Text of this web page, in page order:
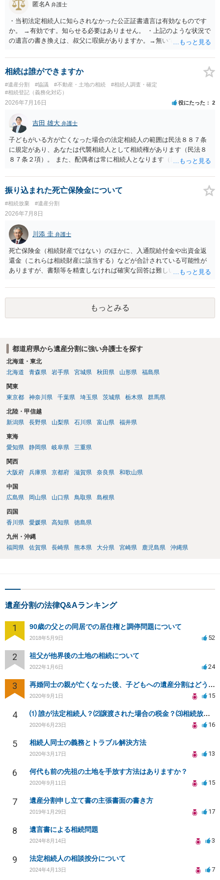
匿名A 弁護士
・当初法定相続人に知らされなかった公正証書遺言は有効なものです
か。 →有効です。知らせる必要はありません。 ・上記のような状況で
の遺言の書き換えは、叔父に瑕疵がありますか。→無いです。 ・分割
ますか。 →本人が自由に決められますので、どこが妥当とは言えない
です。客観的な基準もありません。 ・できれば穏やかに、分割を拒否
することはできますか。 →分割を拒否するということは、遺産はいら
ないということでしょうか。遺言で、受取を指定されててもいらない
と拒否することはできます。理由を説明する必要はありません。
相続は誰ができますか
#遺産分割 #協議 #不動産・土地の相続
#相続人調査・確定
#相続登記（義務化対応）
2026年7月16日 役にたった 2
吉田 雄大 弁護士
子どもがいる方が亡くなった場合の法定相続人の範囲は民法８８７条
に規定があり、あなたは代襲相続人として相続権があります（民法８
８７条２項）。 また、配偶者は常に相続人となります（民法８９０
も相続権があります。つまり、孫５人に加えて「おじ又はおば」にも
相続権がある可能性があります。
振り込まれた死亡保険金について
#相続放棄 #遺産分割
2026年7月8日
川添 圭 弁護士
死亡保険金（相続財産ではない）のほかに、入通院給付金や出資金返
還金（これらは相続財産に該当する）などが合計されている可能性が
ありますが、書類等を精査しなければ確実な回答は難しいところで
もっとみる
都道府県から遺産分割に強い弁護士を探す
北海道・東北
北海道
青森県 岩手県 宮城県 秋田県 山形県 福島県
関東
東京都
神奈川県 千葉県 埼玉県 茨城県 栃木県 群馬県
北陸・甲信越
新潟県
長野県 山梨県 石川県 富山県 福井県
東海
愛知県
静岡県 岐阜県 三重県
関西
大阪府
兵庫県 京都府 滋賀県 奈良県 和歌山県
中国
広島県
岡山県 山口県 鳥取県 島根県
四国
香川県
愛媛県 高知県 徳島県
九州・沖縄
福岡県
佐賀県 長崎県 熊本県 大分県 宮崎県 鹿児島県 沖縄県
遺産分割の法律Q&Aランキング
1 90歳の父との同居での居住権と調停問題について
2018年5月9日 52
2 祖父が他界後の土地の相続について
2022年1月6日 24
3 再婚同士の親が亡くなった後、子どもへの遺産分割はどうなる？
2020年9月1日 15
4 ⑴ 誰が法定相続人？⑵譲渡された場合の税金？⑶相続放棄後同じ不動産を相続できない？⑷借金返済義務は？
2020年6月23日 16
5 相続人同士の義務とトラブル解決方法
2020年3月17日 13
6 何代も前の先祖の土地を手放す方法はありますか？
2020年9月11日 15
7 遺産分割申し立て書の主張書面の書き方
2019年1月29日 17
8 遺言書による相続問題
2024年8月14日 3
9 法定相続人の相談按分について
2024年4月13日 7